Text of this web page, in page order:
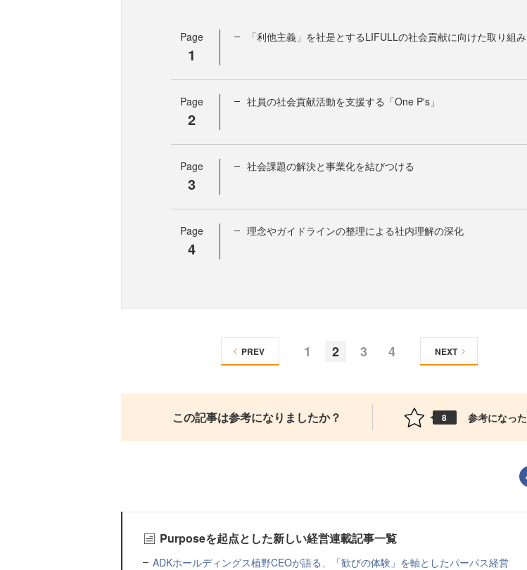
Page
1
「利他主義」を社是とするLIFULLの社会貢献に向けた取り組み
Page
2
社員の社会貢献活動を支援する「One P's」
Page
3
社会課題の解決と事業化を結びつける
Page
4
理念やガイドラインの整理による社内理解の深化
1 2 3 4
PREV NEXT
この記事は参考になりましたか？ 8 参考になった
Purposeを起点とした新しい経営連載記事一覧
ADKホールディングス植野CEOが語る、「歓びの体験」を軸としたパーパス経営